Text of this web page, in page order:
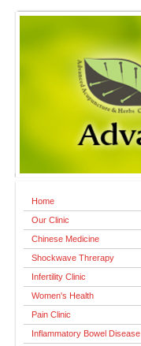
Home
Our Clinic
Chinese Medicine
Shockwave Threrapy
Infertility Clinic
Women's Health
Pain Clinic
Inflammatory Bowel Disease